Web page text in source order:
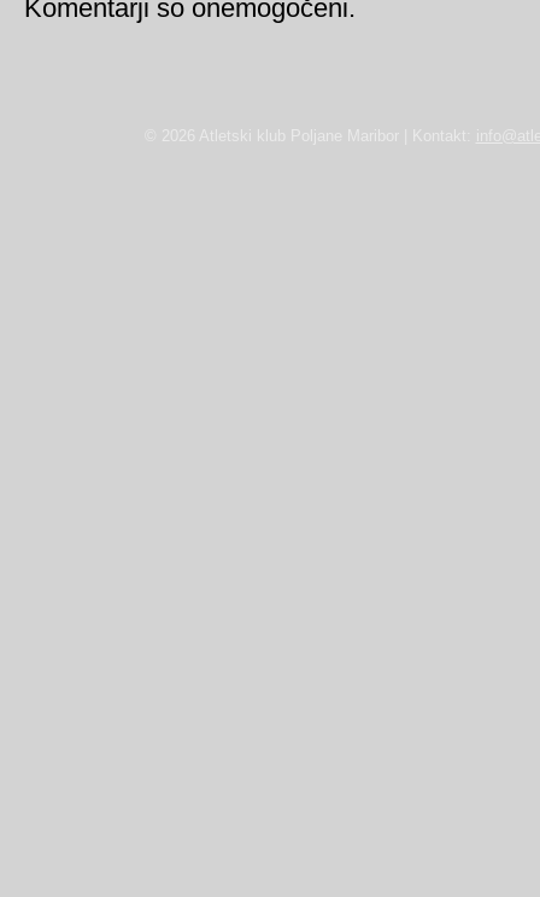
Komentarji so onemogočeni.
© 2026 Atletski klub Poljane Maribor | Kontakt: